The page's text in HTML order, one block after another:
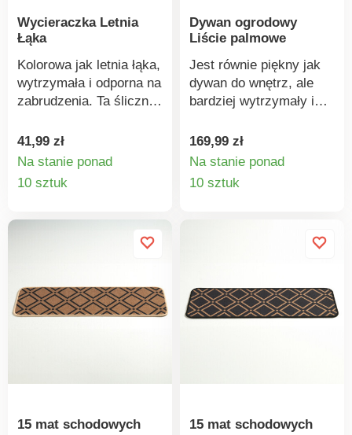
Wycieraczka Letnia
Łąka
Kolorowa jak letnia łąka,
wytrzymała i odporna na
zabrudzenia. Ta śliczna
zabrudzenia oraz
pomaga utrzymać dom
w czystości.
41,99 zł
Na stanie ponad
10 sztuk
Dywan ogrodowy
Liście palmowe
Jest równie piękny jak
dywan do wnętrz, ale
bardziej wytrzymały i
niesprzyjające warunki
atmosferyczne!
Doskonały na patio,
balkon lub do ogrodu. Z
deszczu i śniegu.
Niezwykle wytrzymały,
169,99 zł
Na stanie ponad
10 sztuk
15 mat schodowych 15 mat schodowych